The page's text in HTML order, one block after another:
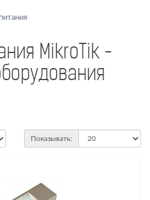
MikroTik -
Показывать: